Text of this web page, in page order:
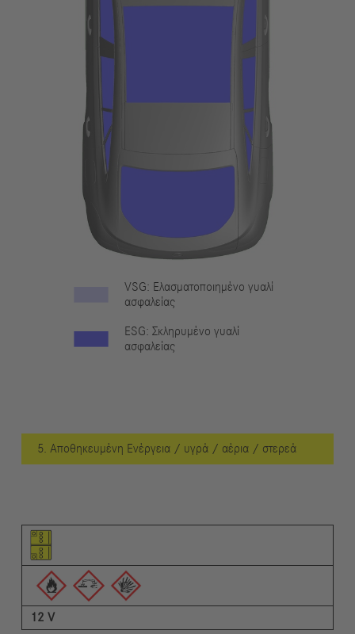
VSG: Ελασματοποιημένο γυαλί
ασφαλείας
ESG: Σκληρυμένο γυαλί
ασφαλείας
5. Αποθηκευμένη Ενέργεια / υγρά / αέρια / στερεά
Εικονόγραμμα του στοιχείου
Εικονογράμματα των προειδοποιήσεων
Περιγραφή
12 V